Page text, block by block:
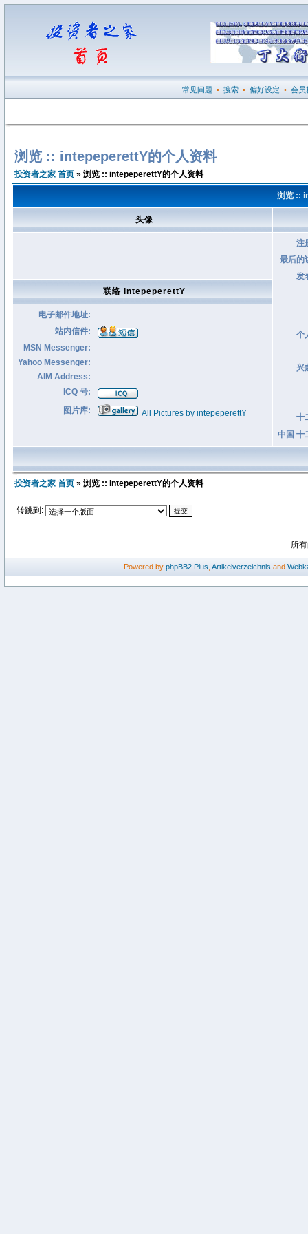
常见问题 • 搜索 • 偏好设定 • 会员
浏览 :: intepeperettY的个人资料
投资者之家 首页 » 浏览 :: intepeperettY的个人资料
浏览 ::
头像
注
最后的
发
个
兴
十
中国 十
联络 intepeperettY
电子邮件地址:
站内信件:
MSN Messenger:
Yahoo Messenger:
AIM Address:
ICQ 号:
图片库:
All Pictures by intepeperettY
投资者之家 首页 » 浏览 :: intepeperettY的个人资料
转跳到:
所
Powered by phpBB2 Plus Artikelverzeichnis and